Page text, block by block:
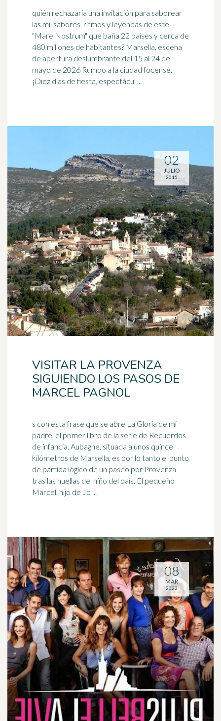
quién rechazaría una invitación para saborear
las mil sabores, ritmos y leyendas de este
"Mare Nostrum" que baña 22 países y cerca de
480 millones de habitantes? Marsella, escena
de apertura deslumbrante del 15 al 24 de
mayo de 2026 Rumbo a la ciudad focense.
¡Diez días de fiesta, espectácul ...
VISITAR LA PROVENZA
SIGUIENDO LOS PASOS DE
MARCEL PAGNOL
s con esta frase que se abre La Gloria de mi
padre, el primer libro de la serie de Recuerdos
de infancia. Aubagne, situada a unos quince
kilómetros de Marsella, es por lo tanto el punto
de partida lógico de un paseo por Provenza
tras las huellas del niño del país. El pequeño
Marcel, hijo de Jo ...
02
JULIO
2015
08
MAR
2022